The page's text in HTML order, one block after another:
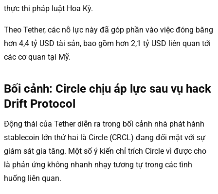
thực thi pháp luật Hoa Kỳ.
Theo Tether, các nỗ lực này đã góp phần vào việc đóng băng
hơn 4,4 tỷ USD tài sản, bao gồm hơn 2,1 tỷ USD liên quan tới
các cơ quan tại Mỹ.
Bối cảnh: Circle chịu áp lực sau vụ hack
Drift Protocol
Động thái của Tether diễn ra trong bối cảnh nhà phát hành
stablecoin lớn thứ hai là Circle (CRCL) đang đối mặt với sự
giám sát gia tăng. Một số ý kiến chỉ trích Circle vì được cho
là phản ứng không nhanh nhạy tương tự trong các tình
huống liên quan.